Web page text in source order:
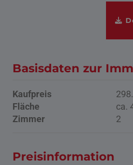
Basisdaten zur
Kaufpreis
Fläche
ca.
Zimmer 2
Preisinformation